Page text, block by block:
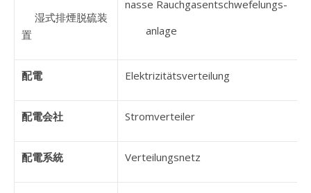
湿式排煙脱硫装
置
nasse Rauchgasentschwefelungs-
anlage
配電 Elektrizitätsverteilung
配電会社 Stromverteiler
配電系統 Verteilungsnetz